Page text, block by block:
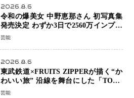
2026.8.6
令和の爆美女 中野恵那さん 初写真集
発売決定 わずか3日で2560万インプレ
ッションを記録した話題の美貌を凝縮
芸能
2026.8.6
東武鉄道×FRUITS ZIPPERが描く“か
わいい旅” 沿線を舞台にした「TOBU
KAWAII PROJECT」が開幕
芸能